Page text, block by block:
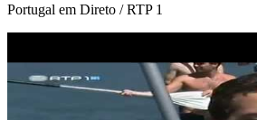
Portugal em Direto / RTP 1